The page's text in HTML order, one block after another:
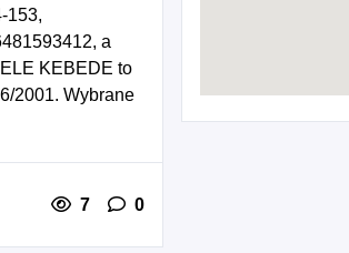
153,
a
KEBEDE to
2001. Wybrane
7 0